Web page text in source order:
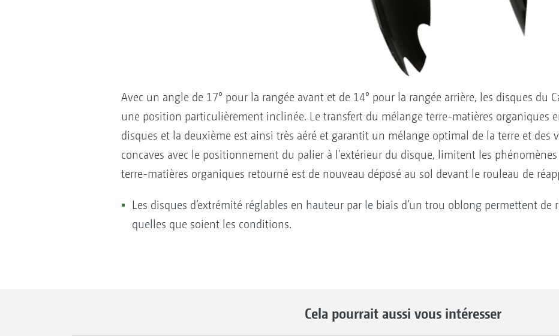
Avec un angle de 17° pour la rangée avant et de 14° pour la rangée arrière, les disques du
une position particulièrement inclinée. Le transfert du mélange terre-matières organiques
disques et la deuxième est ainsi très aéré et garantit un mélange optimal de la terre et des
concaves avec le positionnement du palier à l'extérieur du disque, limitent les
terre-matières organiques retourné est de nouveau déposé au sol devant le rouleau de
Les disques d’extrémité réglables en hauteur par le biais d’un trou oblong permettent de
quelles que soient les conditions.
Cela pourrait aussi vous intéresser